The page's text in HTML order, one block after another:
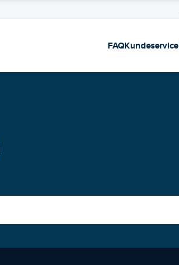
FAQKundeservice